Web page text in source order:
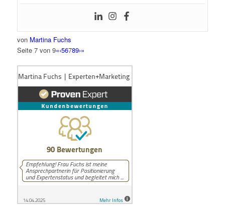
von Martina Fuchs
Seite 7 von 9«‹56789›»